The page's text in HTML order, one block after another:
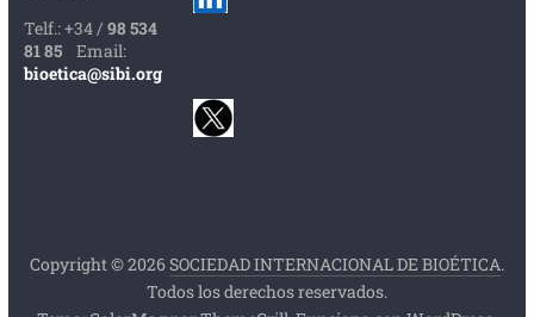
Telf.: +34 / 98 534
81 85
Email:
bioetica@sibi.org
Copyright © 2026SOCIEDAD INTERNACIONAL DE BIOÉTICA.
Todos los derechos reservados.